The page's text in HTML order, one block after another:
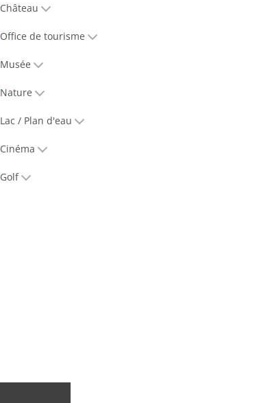
Château
Office de tourisme
Musée
Nature
Lac / Plan d'eau
Cinéma
Golf